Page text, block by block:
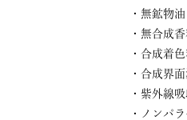
・無鉱物油
・無合成
・合成着
・合成界
・紫外線
・ノンパ